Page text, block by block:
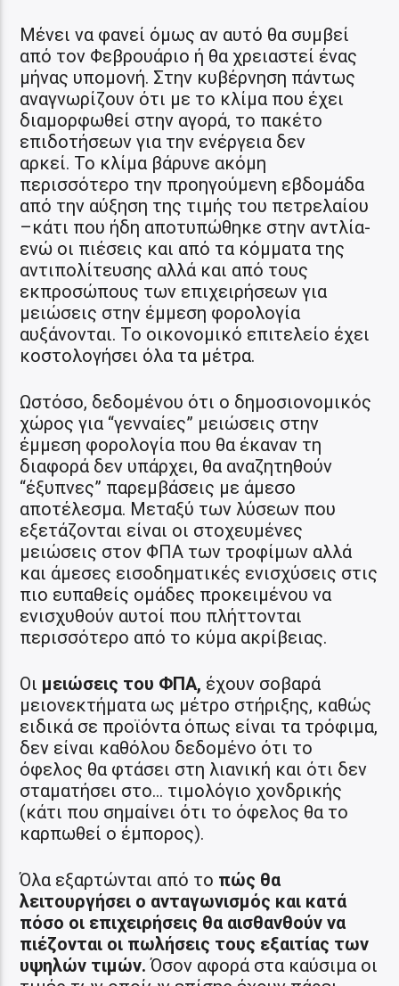
Μένει να φανεί όμως αν αυτό θα συμβεί
από τον Φεβρουάριο ή θα χρειαστεί ένας
μήνας υπομονή. Στην κυβέρνηση πάντως
αναγνωρίζουν ότι με το κλίμα που έχει
διαμορφωθεί στην αγορά, το πακέτο
επιδοτήσεων για την ενέργεια δεν
αρκεί. Το κλίμα βάρυνε ακόμη
περισσότερο την προηγούμενη εβδομάδα
από την αύξηση της τιμής του πετρελαίου
–κάτι που ήδη αποτυπώθηκε στην αντλία-
ενώ οι πιέσεις και από τα κόμματα της
αντιπολίτευσης αλλά και από τους
εκπροσώπους των επιχειρήσεων για
μειώσεις στην έμμεση φορολογία
αυξάνονται. Το οικονομικό επιτελείο έχει
κοστολογήσει όλα τα μέτρα.
Ωστόσο, δεδομένου ότι ο δημοσιονομικός
χώρος για “γενναίες” μειώσεις στην
έμμεση φορολογία που θα έκαναν τη
διαφορά δεν υπάρχει, θα αναζητηθούν
“έξυπνες” παρεμβάσεις με άμεσο
αποτέλεσμα. Μεταξύ των λύσεων που
εξετάζονται είναι οι στοχευμένες
μειώσεις στον ΦΠΑ των τροφίμων αλλά
και άμεσες εισοδηματικές ενισχύσεις στις
πιο ευπαθείς ομάδες προκειμένου να
ενισχυθούν αυτοί που πλήττονται
περισσότερο από το κύμα ακρίβειας.
Οι μειώσεις του ΦΠΑ, έχουν σοβαρά
μειονεκτήματα ως μέτρο στήριξης, καθώς
ειδικά σε προϊόντα όπως είναι τα τρόφιμα,
δεν είναι καθόλου δεδομένο ότι το
όφελος θα φτάσει στη λιανική και ότι δεν
σταματήσει στο… τιμολόγιο χονδρικής
(κάτι που σημαίνει ότι το όφελος θα το
καρπωθεί ο έμπορος).
Όλα εξαρτώνται από το πώς θα
λειτουργήσει ο ανταγωνισμός και κατά
πόσο οι επιχειρήσεις θα αισθανθούν να
πιέζονται οι πωλήσεις τους εξαιτίας των
υψηλών τιμών. Όσον αφορά στα καύσιμα οι